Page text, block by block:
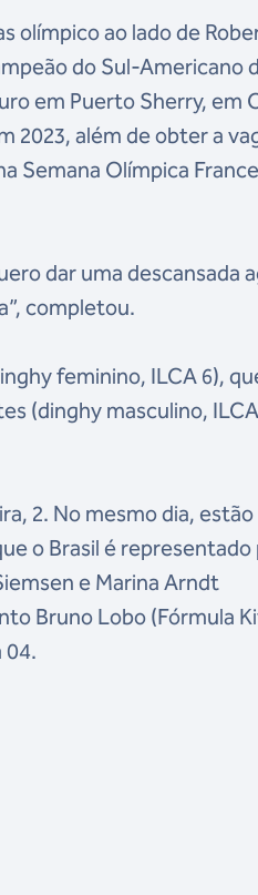
olímpico ao lado de
do Sul-Americano
em Puerto Sherry, em
2023, além de obter a
Semana Olímpica
dar uma descansada
completou.
feminino, ILCA 6),
(dinghy masculino,
2. No mesmo dia, estão
o Brasil é representado
e Marina Arndt
Bruno Lobo (Fórmula
04.